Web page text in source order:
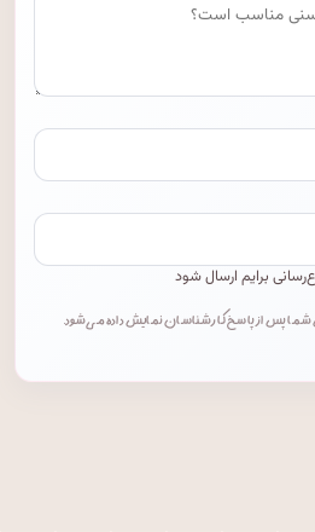
برایم ارسال شود
پس از پاسخ کارشناسان نمایش داده می‌شود.